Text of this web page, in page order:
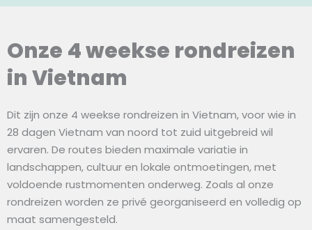
Onze 4 weekse rondreizen
in Vietnam
Dit zijn onze 4 weekse rondreizen in Vietnam, voor wie in
28 dagen Vietnam van noord tot zuid uitgebreid wil
ervaren. De routes bieden maximale variatie in
landschappen, cultuur en lokale ontmoetingen, met
voldoende rustmomenten onderweg. Zoals al onze
rondreizen worden ze privé georganiseerd en volledig op
maat samengesteld.